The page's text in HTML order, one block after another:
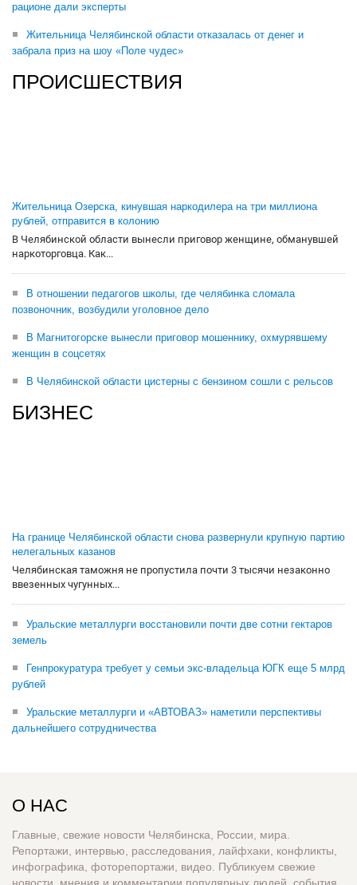
рационе дали эксперты
Жительница Челябинской области отказалась от денег и
забрала приз на шоу «Поле чудес»
ПРОИСШЕСТВИЯ
Жительница Озерска, кинувшая наркодилера на три миллиона
рублей, отправится в колонию
В Челябинской области вынесли приговор женщине, обманувшей
наркоторговца. Как...
В отношении педагогов школы, где челябинка сломала
позвоночник, возбудили уголовное дело
В Магнитогорске вынесли приговор мошеннику, охмурявшему
женщин в соцсетях
В Челябинской области цистерны с бензином сошли с рельсов
БИЗНЕС
На границе Челябинской области снова развернули крупную партию
нелегальных казанов
Челябинская таможня не пропустила почти 3 тысячи незаконно
ввезенных чугунных...
Уральские металлурги восстановили почти две сотни гектаров
земель
Генпрокуратура требует у семьи экс-владельца ЮГК еще 5 млрд
рублей
Уральские металлурги и «АВТОВАЗ» наметили перспективы
дальнейшего сотрудничества
О НАС
Главные, свежие новости Челябинска, России, мира.
Репортажи, интервью, расследования, лайфхаки, конфликты,
инфографика, фоторепортажи, видео. Публикуем свежие